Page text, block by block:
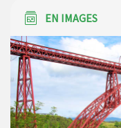
EN IMAGES